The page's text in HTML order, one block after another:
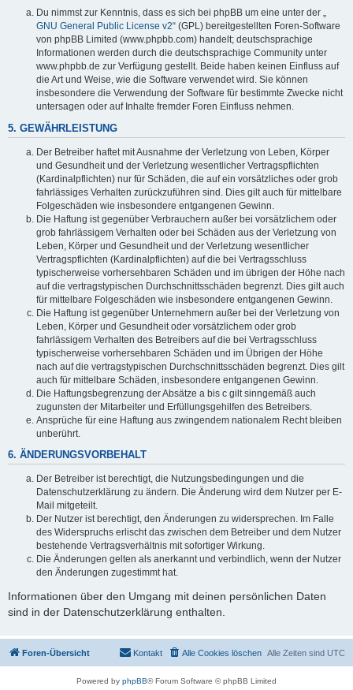
Du nimmst zur Kenntnis, dass es sich bei phpBB um eine unter der „
GNU General Public License v2“ (GPL) bereitgestellten Foren-Software
von phpBB Limited (www.phpbb.com) handelt; deutschsprachige
Informationen werden durch die deutschsprachige Community unter
www.phpbb.de zur Verfügung gestellt. Beide haben keinen Einfluss auf
die Art und Weise, wie die Software verwendet wird. Sie können
insbesondere die Verwendung der Software für bestimmte Zwecke nicht
untersagen oder auf Inhalte fremder Foren Einfluss nehmen.
5. GEWÄHRLEISTUNG
Der Betreiber haftet mit Ausnahme der Verletzung von Leben, Körper
und Gesundheit und der Verletzung wesentlicher Vertragspflichten
(Kardinalpflichten) nur für Schäden, die auf ein vorsätzliches oder grob
fahrlässiges Verhalten zurückzuführen sind. Dies gilt auch für mittelbare
Folgeschäden wie insbesondere entgangenen Gewinn.
Die Haftung ist gegenüber Verbrauchern außer bei vorsätzlichem oder
grob fahrlässigem Verhalten oder bei Schäden aus der Verletzung von
Leben, Körper und Gesundheit und der Verletzung wesentlicher
Vertragspflichten (Kardinalpflichten) auf die bei Vertragsschluss
typischerweise vorhersehbaren Schäden und im übrigen der Höhe nach
auf die vertragstypischen Durchschnittsschäden begrenzt. Dies gilt auch
für mittelbare Folgeschäden wie insbesondere entgangenen Gewinn.
Die Haftung ist gegenüber Unternehmern außer bei der Verletzung von
Leben, Körper und Gesundheit oder vorsätzlichem oder grob
fahrlässigem Verhalten des Betreibers auf die bei Vertragsschluss
typischerweise vorhersehbaren Schäden und im Übrigen der Höhe
nach auf die vertragstypischen Durchschnittsschäden begrenzt. Dies gilt
auch für mittelbare Schäden, insbesondere entgangenen Gewinn.
Die Haftungsbegrenzung der Absätze a bis c gilt sinngemäß auch
zugunsten der Mitarbeiter und Erfüllungsgehilfen des Betreibers.
Ansprüche für eine Haftung aus zwingendem nationalem Recht bleiben
unberührt.
6. ÄNDERUNGSVORBEHALT
Der Betreiber ist berechtigt, die Nutzungsbedingungen und die
Datenschutzerklärung zu ändern. Die Änderung wird dem Nutzer per E-
Mail mitgeteilt.
Der Nutzer ist berechtigt, den Änderungen zu widersprechen. Im Falle
des Widerspruchs erlischt das zwischen dem Betreiber und dem Nutzer
bestehende Vertragsverhältnis mit sofortiger Wirkung.
Die Änderungen gelten als anerkannt und verbindlich, wenn der Nutzer
den Änderungen zugestimmt hat.
Informationen über den Umgang mit deinen persönlichen Daten
sind in der Datenschutzerklärung enthalten.
Foren-Übersicht Alle Zeiten sind UTC
Alle Cookies löschen
Kontakt
Powered by phpBB® Forum Software © phpBB Limited